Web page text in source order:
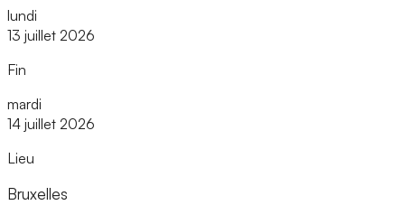
lundi
13 juillet 2026
Fin
mardi
14 juillet 2026
Lieu
Bruxelles